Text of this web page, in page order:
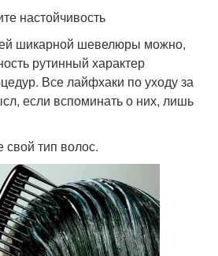
настойчивость
шикарной шевелюры можно,
рутинный характер
Все лайфхаки по уходу за
если вспоминать о них, лишь
тип волос.